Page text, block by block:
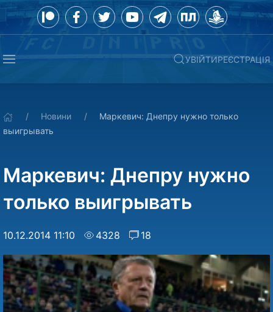
УВІЙТИРЕЄСТРАЦІЯ
Новини
Маркевич: Днепру нужно только
выигрывать
Маркевич: Днепру нужно
только выигрывать
10.12.2014 11:10 4328 18